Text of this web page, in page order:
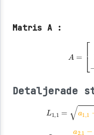
Matris A :
4 12
Detaljerade
L1 ,1=